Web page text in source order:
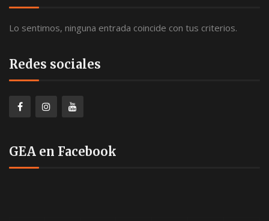
Lo sentimos, ninguna entrada coincide con tus criterios.
Redes sociales
GEA en Facebook